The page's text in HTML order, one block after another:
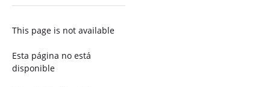
This page is not available
Esta página no está
disponible